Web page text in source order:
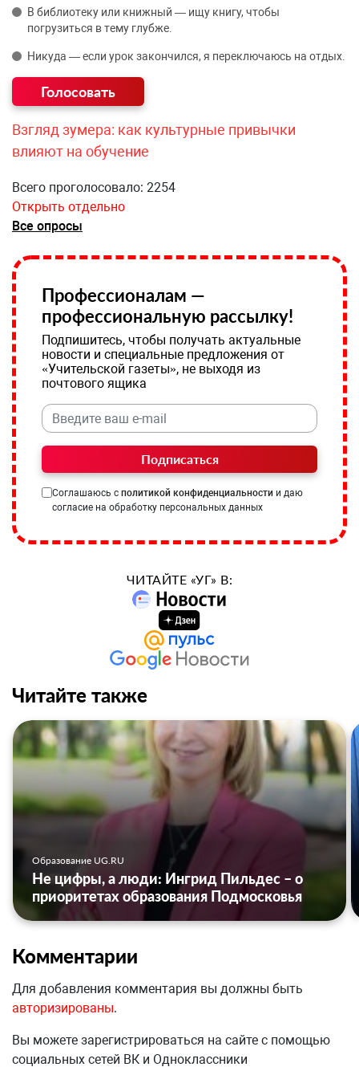
В библиотеку или книжный — ищу книгу, чтобы
погрузиться в тему глубже.
Никуда — если урок закончился, я переключаюсь на отдых.
Взгляд зумера: как культурные привычки
влияют на обучение
Всего проголосовало: 2254
Открыть отдельно
Все опросы
Профессионалам —
профессиональную рассылку!
Подпишитесь, чтобы получать актуальные
новости и специальные предложения от
«Учительской газеты», не выходя из
почтового ящика
Подписаться
Соглашаюсь с политикой конфиденциальности и даю
согласие на обработку персональных данных
ЧИТАЙТЕ «УГ» В:
Читайте также
Образование UG.RU
Не цифры, а люди: Ингрид Пильдес – о
приоритетах образования Подмосковья
Комментарии
Для добавления комментария вы должны быть
авторизированы.
Вы можете зарегистрироваться на сайте с помощью
социальных сетей ВК и Одноклассники